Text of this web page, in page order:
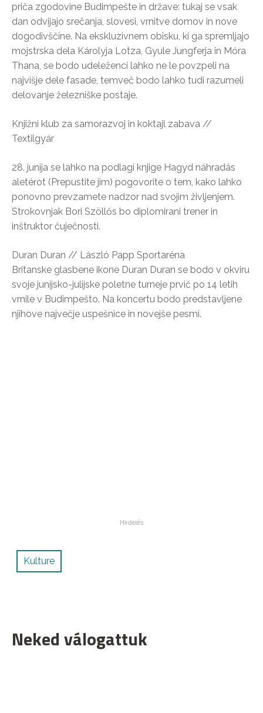
priča zgodovine Budimpešte in države: tukaj se vsak
dan odvijajo srečanja, slovesi, vrnitve domov in nove
dogodivščine. Na ekskluzivnem obisku, ki ga spremljajo
mojstrska dela Károlyja Lotza, Gyule Jungferja in Móra
Thana, se bodo udeleženci lahko ne le povzpeli na
najvišje dele fasade, temveč bodo lahko tudi razumeli
delovanje železniške postaje.
Knjižni klub za samorazvoj in koktajl zabava //
Textilgyár
28. junija se lahko na podlagi knjige Hagyd náhradás
aletérot (Prepustite jim) pogovorite o tem, kako lahko
ponovno prevzamete nadzor nad svojim življenjem.
Strokovnjak Bori Szöllős bo diplomirani trener in
inštruktor čuječnosti.
Duran Duran // László Papp Sportaréna
Britanske glasbene ikone Duran Duran se bodo v okviru
svoje junijsko-julijske poletne turneje prvič po 14 letih
vrnile v Budimpešto. Na koncertu bodo predstavljene
njihove največje uspešnice in novejše pesmi.
Kulture
Neked válogattuk